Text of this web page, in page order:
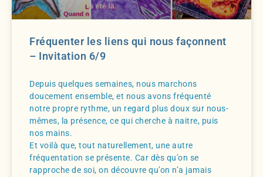
Fréquenter les liens qui nous façonnent
– Invitation 6/9
Depuis quelques semaines, nous marchons
doucement ensemble, et nous avons fréquenté
notre propre rythme, un regard plus doux sur nous-
mêmes, la présence, ce qui cherche à naitre, puis
nos mains.
Et voilà que, tout naturellement, une autre
fréquentation se présente. Car dès qu’on se
rapproche de soi, on découvre qu’on n’a jamais